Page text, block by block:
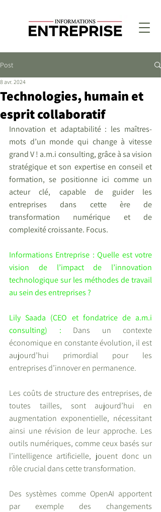
Post
Technologies, humain et
esprit collaboratif
8 avr. 2024
Innovation et adaptabilité : les maîtres-
mots d’un monde qui change à vitesse
grand V ! a.m.i consulting, grâce à sa vision
stratégique et son expertise en conseil et
formation, se positionne ici comme un
acteur clé, capable de guider les
entreprises dans cette ère de
transformation numérique et de
complexité croissante. Focus.
Informations Entreprise : Quelle est votre
vision de l’impact de l’innovation
technologique sur les méthodes de travail
au sein des entreprises ?
Lily Saada (CEO et fondatrice de a.m.i
consulting) : Dans un contexte
économique en constante évolution, il est
aujourd’hui primordial pour les
entreprises d’innover en permanence.
Les coûts de structure des entreprises, de
toutes tailles, sont aujourd’hui en
augmentation exponentielle, nécessitant
ainsi une révision de leur approche. Les
outils numériques, comme ceux basés sur
l’intelligence artificielle, jouent donc un
rôle crucial dans cette transformation.
Des systèmes comme OpenAI apportent
par exemple des changements